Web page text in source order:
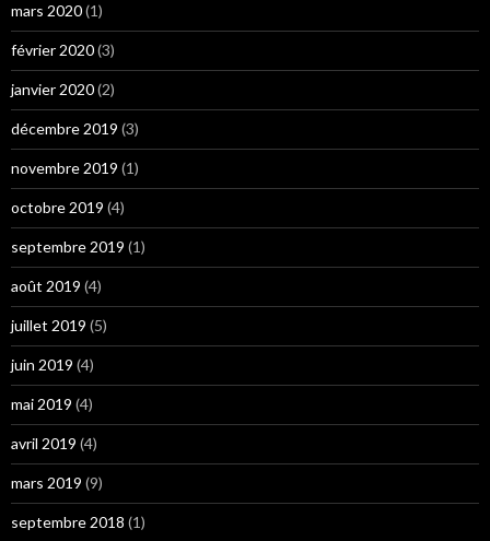
mars 2020(1)
février 2020(3)
janvier 2020(2)
décembre 2019 (3)
novembre 2019 (1)
octobre 2019 (4)
septembre 2019 (1)
août 2019 (4)
juillet 2019 (5)
juin 2019 (4)
mai 2019 (4)
avril 2019 (4)
mars 2019 (9)
septembre 2018 (1)